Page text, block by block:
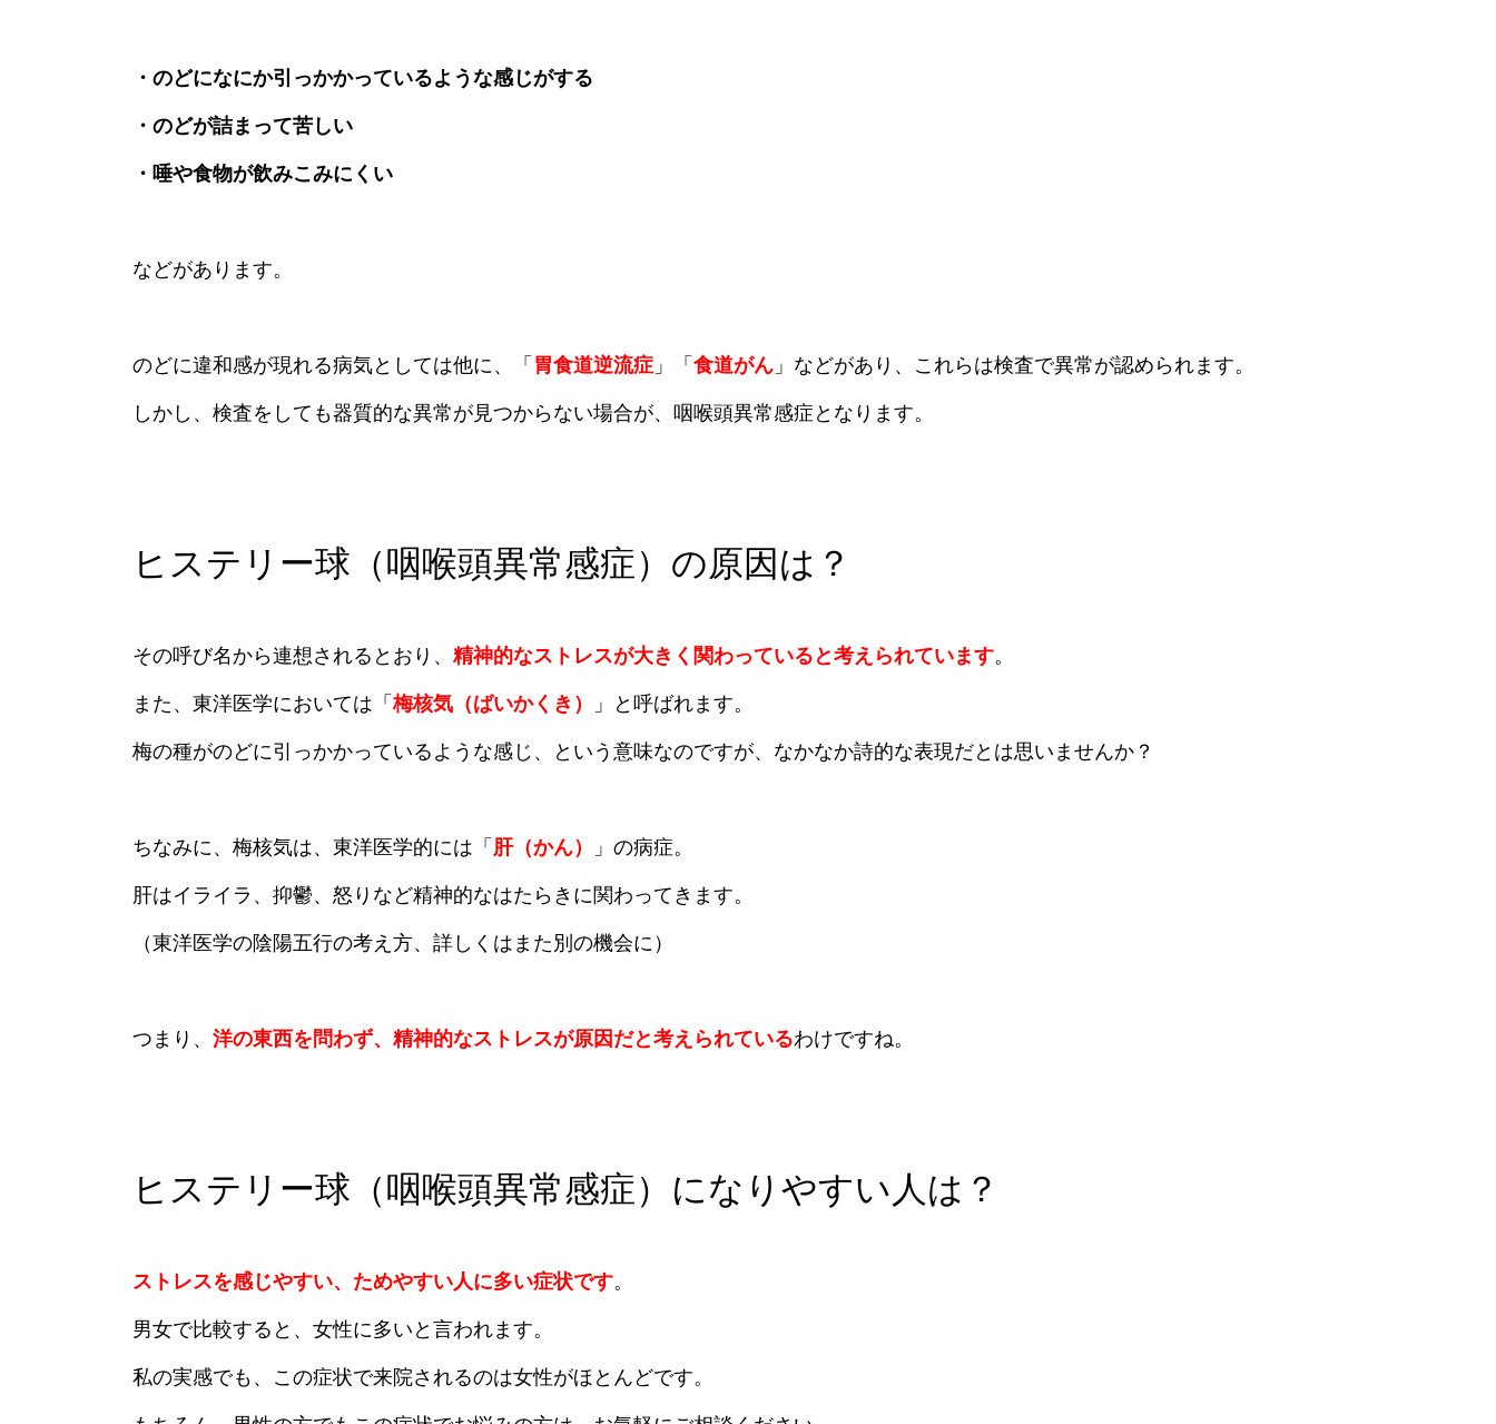
・のどになにか引っかかっているような感じがする
・のどが詰まって苦しい
・唾や食物が飲みこみにくい
などがあります。
のどに違和感が現れる病気としては他に、「 胃食道逆流症 」「 食道がん 」などがあり、これらは検査で異常が認められます。
しかし、検査をしても器質的な異常が見つからない場合が、咽喉頭異常感症となります。
ヒステリー球（咽喉頭異常感症）の原因は？
その呼び名から連想されるとおり、 精神的なストレスが大きく関わっていると考えられています。
また、東洋医学においては「梅核気（ばいかくき） 」と呼ばれます。
梅の種がのどに引っかかっているような感じ、という意味なのですが、なかなか詩的な表現だとは思いませんか？
ちなみに、梅核気は、東洋医学的には「 肝（かん） 」の病症。
肝はイライラ、抑鬱、怒りなど精神的なはたらきに関わってきます。
（東洋医学の陰陽五行の考え方、詳しくはまた別の機会に）
つまり、 洋の東西を問わず、精神的なストレスが原因だと考えられているわけですね。
ヒステリー球（咽喉頭異常感症）になりやすい人は？
ストレスを感じやすい、ためやすい人に多い症状です。
男女で比較すると、女性に多いと言われます。
私の実感でも、この症状で来院されるのは女性がほとんどです。